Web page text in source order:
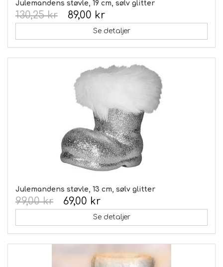
Julemandens støvle, 19 cm, sølv glitter
89,00 kr
130,25 kr
Se detaljer
Julemandens støvle, 13 cm, sølv glitter
69,00 kr
99,00 kr
Se detaljer